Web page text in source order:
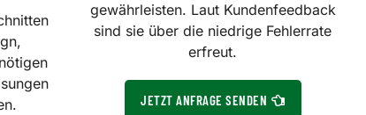
gewährleisten. Laut Kundenfeedback
sind sie über die niedrige Fehlerrate
erfreut.
JETZT ANFRAGE SENDEN